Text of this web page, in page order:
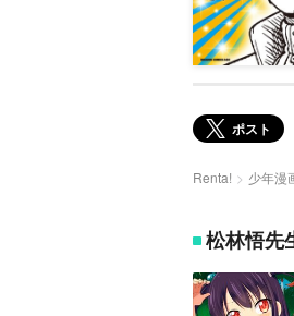
ポスト
Renta! 少年漫
松林悟先